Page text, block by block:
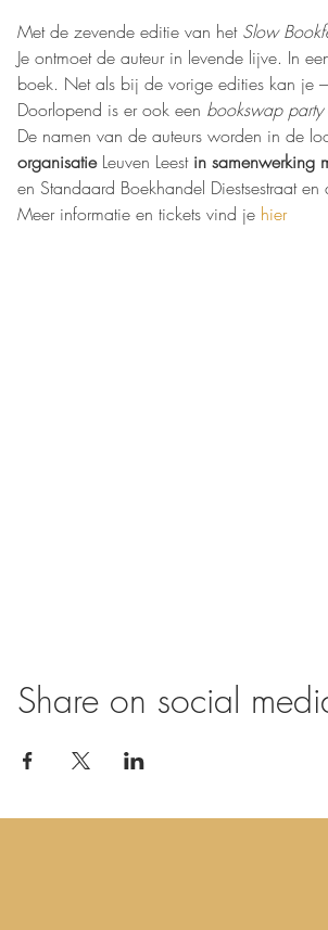
Met de zevende editie van het Slow
Je ontmoet de auteur in levende lijve. In
boek. Net als bij de vorige edities kan je
Doorlopend is er ook een bookswap party
De namen van de auteurs worden in de
organisatie Leuven Leest in samenwerking
en Standaard Boekhandel Diestsestraat
Meer informatie en tickets vind je hier
Share on social